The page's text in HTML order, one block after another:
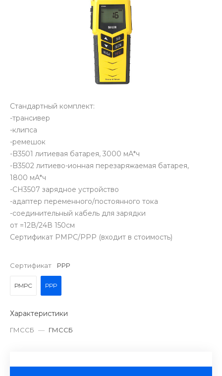
Стандартный комплект:
-трансивер
-клипса
-ремешок
-B3501 литиевая батарея, 3000 мА*ч
-B3502 литиево-ионная перезаряжаемая батарея,
1800 мА*ч
-CH3507 зарядное устройство
-адаптер переменного/постоянного тока
-соединительный кабель для зарядки
от =12В/24В 150см
Сертификат РМРС/РРР (входит в стоимость)
Сертификат РРР
РМРС РРР
Характеристики
ГМССБ — ГМССБ